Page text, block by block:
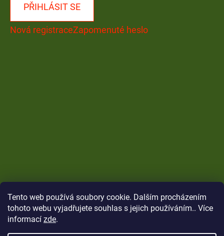
Tento web používá soubory cookie. Dalším procházením
tohoto webu vyjadřujete souhlas s jejich používáním.. Více
informací zde.
PŘIHLÁSIT SE
Nová registraceZapomenuté heslo